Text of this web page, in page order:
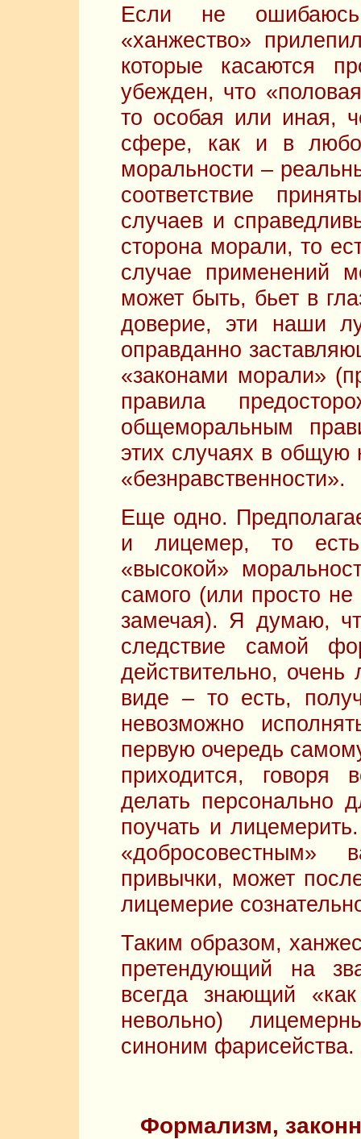
Если не
«ханжество»
которые касаются
убежден, что
то особая или иная,
сфере, как и в
моральности –
соответствие
случаев и
сторона морали, то
случае применений
может быть, бьет в
доверие, эти наши
оправданно
«законами морали»
правила
общеморальным
этих случаях в общую
«безнравственности».
Еще одно.
и лицемер, то
«высокой»
самого (или просто не
замечая). Я думаю,
следствие самой
действительно,
виде – то есть,
невозможно
первую очередь
приходится, говоря
делать персонально
поучать и
привычки, может
лицемерие
Таким образом,
претендующий на
всегда знающий
невольно)
синоним фарисейства.
Формализм,